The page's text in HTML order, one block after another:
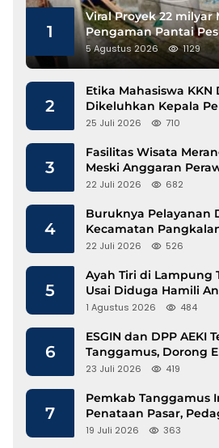
1
Viral Proyek 22 milyar
Pengaman Pantai
Gunakan Besi Banci
5 Agustus 2026 1129
2
Etika Mahasiswa KKN
Dikeluhkan Kepala
25 Juli 2026 710
3
Fasilitas Wisata
Meski Anggaran
Mengalir
22 Juli 2026 682
4
Buruknya Pelayanan
Kecamatan
Disdukcapil Langkat
22 Juli 2026 526
5
Ayah Tiri di Lampung
Usai Diduga Hamili
1 Agustus 2026 484
6
ESGIN dan DPP AEKI
Tanggamus, Dorong
Berbasis Kopi dan
23 Juli 2026 419
7
Pemkab Tanggamus
Penataan Pasar,
Tempati Pasar
19 Juli 2026 363